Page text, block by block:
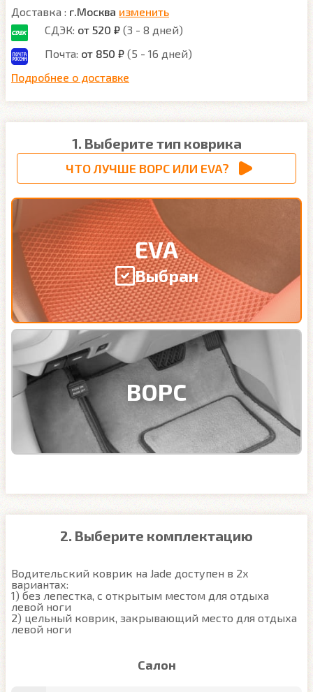
Доставка : г.Москва изменить
СДЭК: от 520 ₽ (3 - 8 дней)
Почта: от 850 ₽ (5 - 16 дней)
Подробнее о доставке
1. Выберите тип коврика
ЧТО ЛУЧШЕ ВОРС ИЛИ EVA?
EVA
Выбран
ВОРС
2. Выберите комплектацию
Водительский коврик на Jade доступен в 2х
вариантах:
1) без лепестка, с открытым местом для отдыха
левой ноги
2) цельный коврик, закрывающий место для отдыха
левой ноги
Салон